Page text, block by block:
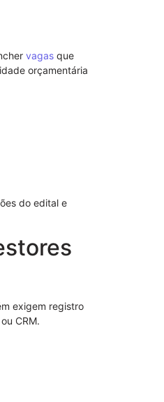
vagas que
orçamentária
do edital e
exigem registro
CRM.